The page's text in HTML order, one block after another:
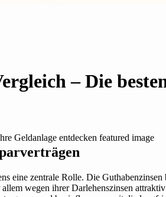
– Die
eine zentrale Rolle. Die
wegen ihrer Darlehenszinsen